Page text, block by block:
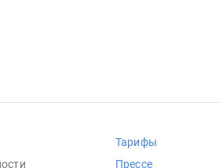
Тарифы
Прессе